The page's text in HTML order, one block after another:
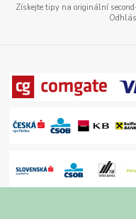
Získejte tipy na originální